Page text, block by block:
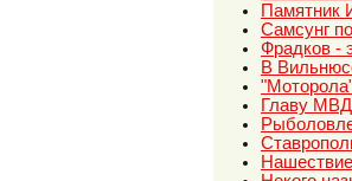
Памятник
Самсунг
Фрадков -
В
Главу МВД
Нашествие